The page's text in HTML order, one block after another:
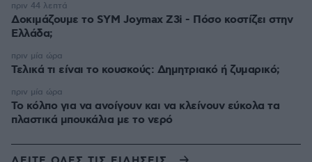
Δοκιμάζουμε το SYM Joymax Z3i - Πόσο κοστίζει στην
Ελλάδα;
πριν 44 λεπτά
Τελικά τι είναι το κουσκούς: Δημητριακό ή ζυμαρικό;
πριν μία ώρα
Το κόλπο για να ανοίγουν και να κλείνουν εύκολα τα
πλαστικά μπουκάλια με το νερό
πριν μία ώρα